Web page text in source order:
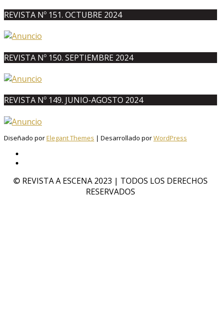
REVISTA Nº 151. OCTUBRE 2024
REVISTA Nº 150. SEPTIEMBRE 2024
REVISTA Nº 149. JUNIO-AGOSTO 2024
Diseñado porElegant Themes | Desarrollado porWordPress
© REVISTA A ESCENA 2023 | TODOS LOS DERECHOS
RESERVADOS